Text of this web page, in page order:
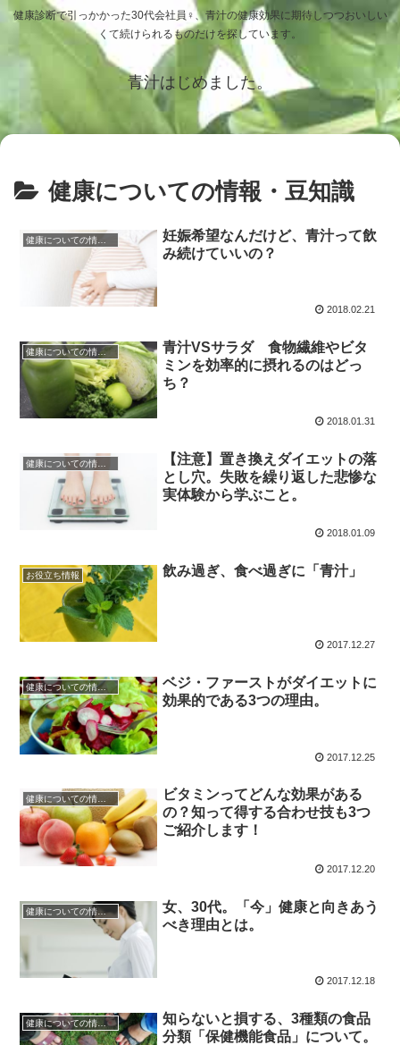
健康診断で引っかかった30代会社員♀、青汁の健康効果に期待しつつおいしい
くて続けられるものだけを探しています。
青汁はじめました。
健康についての情報・豆知識
妊娠希望なんだけど、青汁って飲
み続けていいの？
2018.02.21
健康についての情報・豆知識
青汁VSサラダ 食物繊維やビタ
ミンを効率的に摂れるのはどっ
ち？
2018.01.31
【注意】置き換えダイエットの落
とし穴。失敗を繰り返した悲惨な
実体験から学ぶこと。
2018.01.09
お役立ち情報 飲み過ぎ、食べ過ぎに「青汁」
2017.12.27
健康についての情報・豆知識
ベジ・ファーストがダイエットに
効果的である3つの理由。
2017.12.25
健康についての情報・豆知識
ビタミンってどんな効果がある
の？知って得する合わせ技も3つ
ご紹介します！
2017.12.20
健康についての情報・豆知識
女、30代。「今」健康と向きあう
べき理由とは。
2017.12.18
健康についての情報・豆知識
知らないと損する、3種類の食品
分類「保健機能食品」について。